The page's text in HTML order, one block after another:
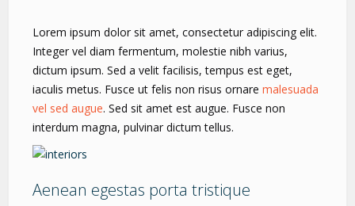
Lorem ipsum dolor sit amet, consectetur adipiscing elit.
Integer vel diam fermentum, molestie nibh varius,
dictum ipsum. Sed a velit facilisis, tempus est eget,
iaculis metus. Fusce ut felis non risus ornare malesuada
vel sed augue. Sed sit amet est augue. Fusce non
interdum magna, pulvinar dictum tellus.
Aenean egestas porta tristique